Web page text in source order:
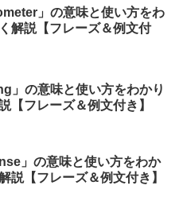
」の意味と使い方をわ
解説【フレーズ＆例文付
」の意味と使い方をわかり
【フレーズ＆例文付き】
」の意味と使い方をわか
説【フレーズ＆例文付き】